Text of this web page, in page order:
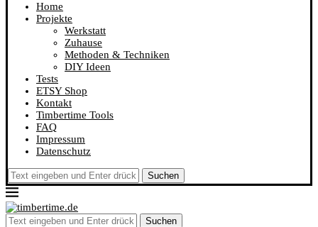
Home
Projekte
Werkstatt
Zuhause
Methoden & Techniken
DIY Ideen
Tests
ETSY Shop
Kontakt
Timbertime Tools
FAQ
Impressum
Datenschutz
Suchen
Suchen